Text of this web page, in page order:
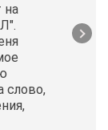
на
слово,